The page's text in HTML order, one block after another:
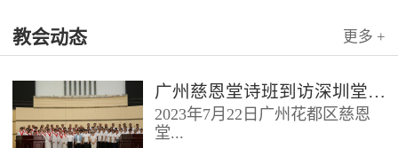
教会动态 更多 +
广州慈恩堂诗班到访深圳堂、和平堂
2023年7月22日广州花都区慈恩
堂...